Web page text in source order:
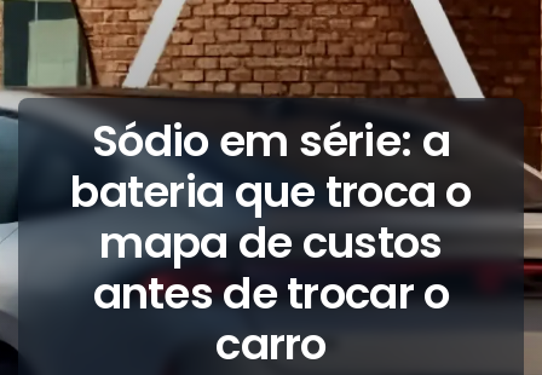
Sódio em série: a
bateria que troca o
mapa de custos
antes de trocar o
carro